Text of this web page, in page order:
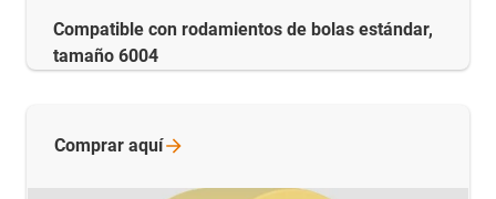
Compatible con rodamientos de bolas estándar,
tamaño 6004
Comprar aquí